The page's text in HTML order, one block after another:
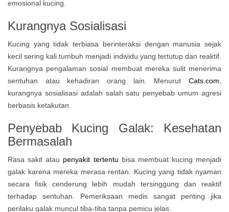
emosional kucing.
Kurangnya Sosialisasi
Kucing yang tidak terbiasa berinteraksi dengan manusia sejak
kecil sering kali tumbuh menjadi individu yang tertutup dan reaktif.
Kurangnya pengalaman sosial membuat mereka sulit menerima
sentuhan atau kehadiran orang lain. Menurut
Cats.com,
kurangnya sosialisasi adalah salah satu penyebab umum agresi
berbasis ketakutan.
Penyebab Kucing Galak: Kesehatan
Bermasalah
Rasa sakit atau penyakit tertentu bisa membuat kucing menjadi
galak karena mereka merasa rentan. Kucing yang tidak nyaman
secara fisik cenderung lebih mudah tersinggung dan reaktif
terhadap sentuhan. Pemeriksaan medis sangat penting jika
perilaku galak muncul tiba-tiba tanpa pemicu jelas.